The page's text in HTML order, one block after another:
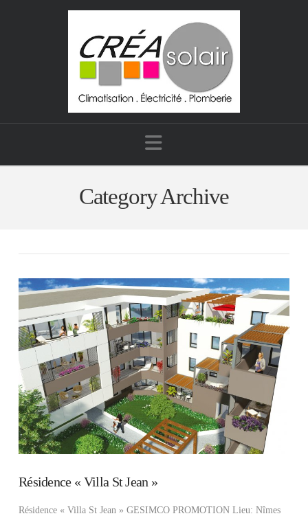
Navigation
Category Archive
Résidence « Villa St Jean »
Résidence « Villa St Jean » GESIMCO PROMOTION Lieu: Nîmes